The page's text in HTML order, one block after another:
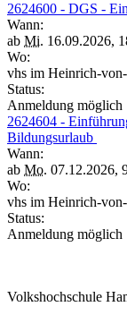
2624600 - DGS -
Wann:
ab Mi. 16.09.2026,
Wo:
vhs im Heinrich-
Status:
Anmeldung möglich
2624604 -
Bildungsurlaub
Wann:
ab Mo. 07.12.2026,
Wo:
vhs im Heinrich-
Status:
Anmeldung möglich
Volkshochschule